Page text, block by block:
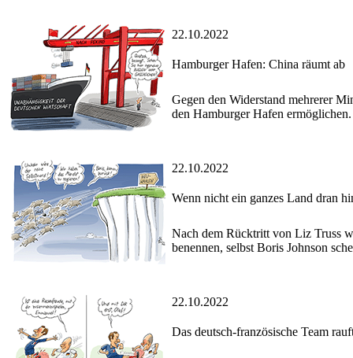
22.10.2022
Hamburger Hafen: China räumt ab
Gegen den Widerstand mehrerer
den Hamburger Hafen ermöglichen.
22.10.2022
Wenn nicht ein ganzes Land dran
Nach dem Rücktritt von Liz Truss
benennen, selbst Boris Johnson
22.10.2022
Das deutsch-französische Team